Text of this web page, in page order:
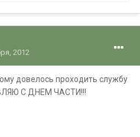
2012
довелось проходить службу
С ДНЕМ ЧАСТИ!!!